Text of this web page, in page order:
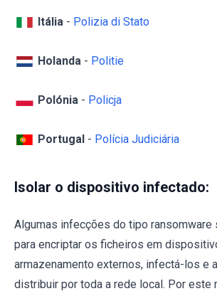
Itália - Polizia di Stato
Holanda - Politie
Polónia - Policja
Portugal - Polícia Judiciária
Isolar o dispositivo infectado:
Algumas infecções do tipo ransomware
para encriptar os ficheiros em
armazenamento externos, infectá-los e
distribuir por toda a rede local. Por este